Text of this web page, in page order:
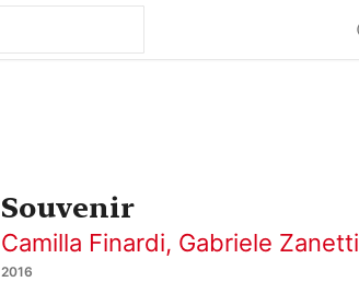
Souvenir
Camilla Finardi, Gabriele Zanetti
2016